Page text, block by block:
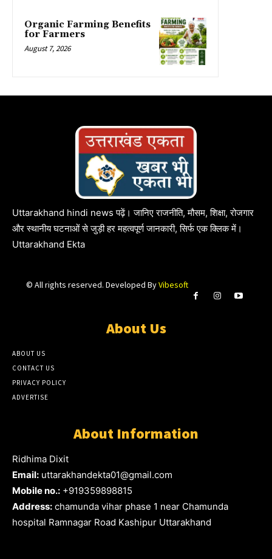
Organic Farming Benefits
for Farmers
August 7, 2026
Uttarakhand hindi news पढ़ें। जानिए राजनीति, मौसम, शिक्षा, रोजगार
और स्थानीय घटनाओं से जुड़ी हर महत्वपूर्ण जानकारी, सिर्फ एक क्लिक में।
Uttarakhand Ekta
© All rights reserved. Developed ByVibesoft
About Us
ABOUT US
CONTACT US
PRIVACY POLICY
ADVERTISE
About Information
Ridhima Dixit
Email: uttarakhandekta01@gmail.com
Mobile no.: +919359898815
Address: chamunda vihar phase 1 near Chamunda
hospital Ramnagar Road Kashipur Uttarakhand